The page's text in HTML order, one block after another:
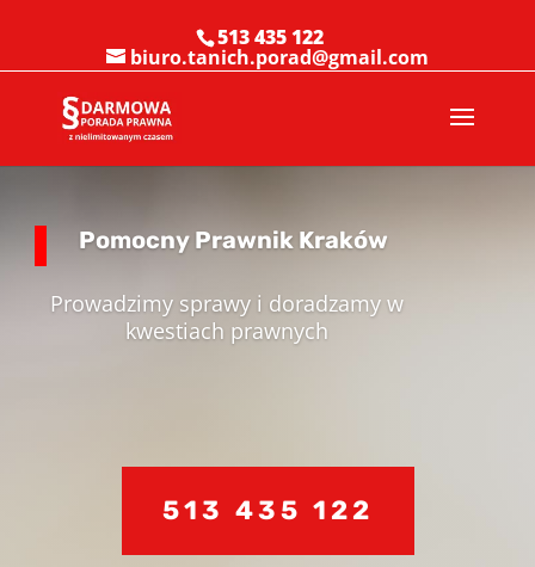
513 435 122
biuro.tanich.porad@gmail.com
Pomocny Prawnik Kraków
Prowadzimy sprawy i doradzamy w
kwestiach prawnych
513 435 122